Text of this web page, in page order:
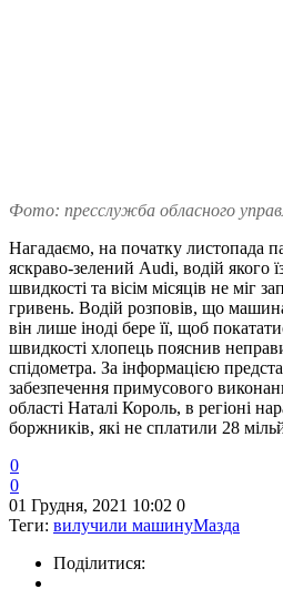
Фото: пресслужба обласного
Нагадаємо, на початку листопада
яскраво-зелений Audi, водій якого
швидкості та вісім місяців не міг
гривень. Водій розповів, що
він лише іноді бере її, щоб
швидкості хлопець пояснив
спідометра. За інформацією
забезпечення примусового
області Наталі Король, в регіоні
боржників, які не сплатили 28
0
0
01 Грудня, 2021 10:02 0
Теги: вилучили машинуМазда
Поділитися: